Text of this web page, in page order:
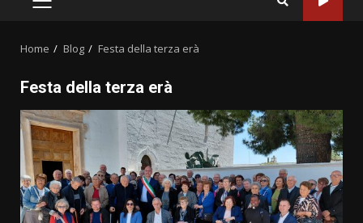
PRIMARY
Home Blog Festa della terza erà
Festa della terza erà